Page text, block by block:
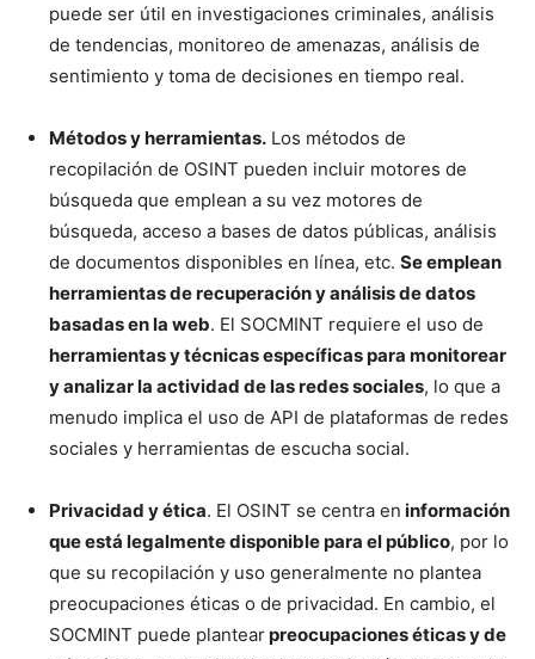
puede ser útil en investigaciones criminales, análisis
de tendencias, monitoreo de amenazas, análisis de
sentimiento y toma de decisiones en tiempo real.
Métodos y herramientas. Los métodos de
recopilación de OSINT pueden incluir motores de
búsqueda que emplean a su vez motores de
búsqueda, acceso a bases de datos públicas, análisis
de documentos disponibles en línea, etc. Se emplean
herramientas de recuperación y análisis de datos
basadas en la web. El SOCMINT requiere el uso de
herramientas y técnicas específicas para monitorear
y analizar la actividad de las redes sociales, lo que a
menudo implica el uso de API de plataformas de redes
sociales y herramientas de escucha social.
Privacidad y ética. El OSINT se centra en información
que está legalmente disponible para el público, por lo
que su recopilación y uso generalmente no plantea
preocupaciones éticas o de privacidad. En cambio, el
SOCMINT puede plantearpreocupaciones éticas y de